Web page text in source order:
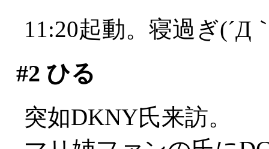
11:20起動。寝過ぎ(´Д
#2 ひる
突如DKNY氏来訪。